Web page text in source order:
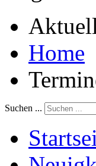
Home
Suchen ...